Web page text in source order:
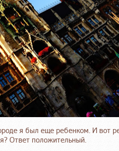
я был еще ребенком. И вот
Ответ положительный.